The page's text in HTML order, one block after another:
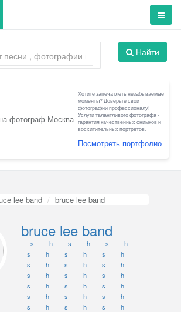
Найти
Хотите запечатлеть незабываемые
моменты? Доверьте свои
фотографии профессионалу!
Услуги талантливого фотографа -
гарантия качественных снимков и
восхитительных портретов.
Посмотреть портфолио
lee band bruce lee band
bruce lee band
s h s h s
h
s
h s h s
h
s
h s h s
h
s
h s h s
h
s
h s h s
h
s
h s h s
h
s
h s h s
h